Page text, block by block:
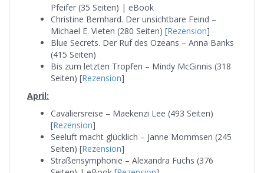
Pfeifer (35 Seiten) | eBook
Christine Bernhard. Der unsichtbare Feind –
Michael E. Vieten (280 Seiten) [Rezension]
Blue Secrets. Der Ruf des Ozeans – Anna Banks
(415 Seiten)
Bis zum letzten Tropfen – Mindy McGinnis (318
Seiten) [Rezension]
April:
Cavaliersreise – Maekenzi Lee (493 Seiten)
[Rezension]
Seeluft macht glücklich – Janne Mommsen (245
Seiten) [Rezension]
Straßensymphonie – Alexandra Fuchs (376